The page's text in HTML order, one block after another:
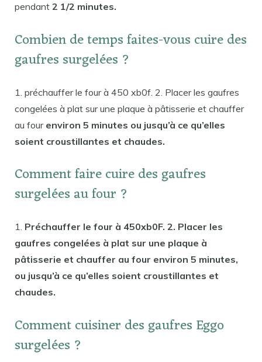
pendant 2 1/2 minutes.
Combien de temps faites-vous cuire des
gaufres surgelées ?
1. préchauffer le four à 450 xb0f. 2. Placer les gaufres
congelées à plat sur une plaque à pâtisserie et chauffer
au four environ 5 minutes ou jusqu’à ce qu’elles
soient croustillantes et chaudes.
Comment faire cuire des gaufres
surgelées au four ?
1. Préchauffer le four à 450xb0F. 2. Placer les
gaufres congelées à plat sur une plaque à
pâtisserie et chauffer au four environ 5 minutes,
ou jusqu’à ce qu’elles soient croustillantes et
chaudes.
Comment cuisiner des gaufres Eggo
surgelées ?